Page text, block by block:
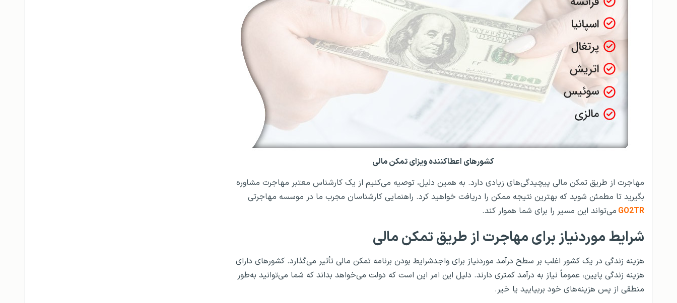
کشورهای اعطاکننده ویزای تمکن مالی
مهاجرت از طریق تمکن مالی پیچیدگی‌های زیادی دارد. به همین دلیل، توصیه می‌کنیم از یک کارشناس معتبر مهاجرت مشاوره
بگیرید تا مطمئن شوید که بهترین نتیجه ممکن را دریافت خواهید کرد. راهنمایی کارشناسان مجرب ما در موسسه مهاجرتی
GO2TR می‌تواند این مسیر را برای شما هموار کند.
شرایط موردنیاز برای مهاجرت از طریق تمکن مالی
هزینه زندگی در یک کشور اغلب بر سطح درآمد موردنیاز برای واجدشرایط بودن برنامه تمکن مالی تأثیر می‌گذارد. کشورهای دارای
هزینه زندگی پایین، عموماً نیاز به درآمد کمتری دارند. دلیل این امر این است که دولت می‌خواهد بداند که شما می‌توانید به‌طور
منطقی از پس هزینه‌های خود بربیایید یا خیر.